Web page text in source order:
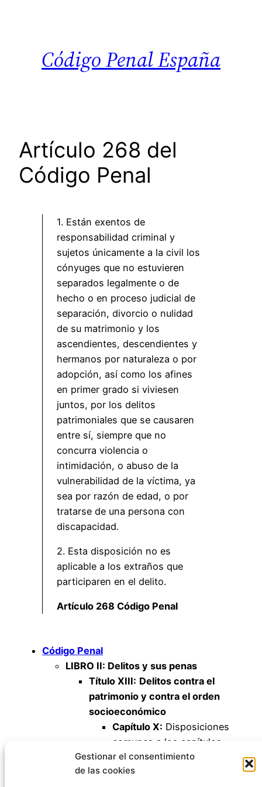
Gestionar el consentimiento
de las cookies
Código Penal España
Artículo 268 del
Código Penal
1. Están exentos de
responsabilidad criminal y
sujetos únicamente a la civil los
cónyuges que no estuvieren
separados legalmente o de
hecho o en proceso judicial de
separación, divorcio o nulidad
de su matrimonio y los
ascendientes, descendientes y
hermanos por naturaleza o por
adopción, así como los afines
en primer grado si viviesen
juntos, por los delitos
patrimoniales que se causaren
entre sí, siempre que no
concurra violencia o
intimidación, o abuso de la
vulnerabilidad de la víctima, ya
sea por razón de edad, o por
tratarse de una persona con
discapacidad.
2. Esta disposición no es
aplicable a los extraños que
participaren en el delito.
Artículo 268 Código Penal
Código Penal
LIBRO II: Delitos y sus penas
Título XIII: Delitos contra el
patrimonio y contra el orden
socioeconómico
Capítulo X: Disposiciones
comunes a los capítulos
anteriores